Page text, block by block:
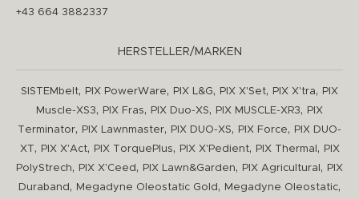
+43 664 3882337
HERSTELLER/MARKEN
SISTEMbelt, PIX PowerWare, PIX L&G, PIX X'Set, PIX X'tra,
PIX
Muscle-XS3, PIX Fras, PIX Duo-XS, PIX MUSCLE-XR3,
PIX
Terminator, PIX Lawnmaster, PIX DUO-XS, PIX Force,
PIX DUO-
XT
, PIX X'Act, PIX TorquePlus, PIX X'Pedient, PIX Thermal ,
PIX
PolyStrech, PIX X'Ceed , PIX Lawn&Garden, PIX Agricultural ,
PIX
Duraband , Megadyne Oleostatic Gold , Megadyne Oleostatic,